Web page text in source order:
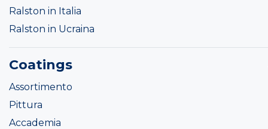
Ralston in Italia
Ralston in Ucraina
Coatings
Assortimento
Pittura
Accademia